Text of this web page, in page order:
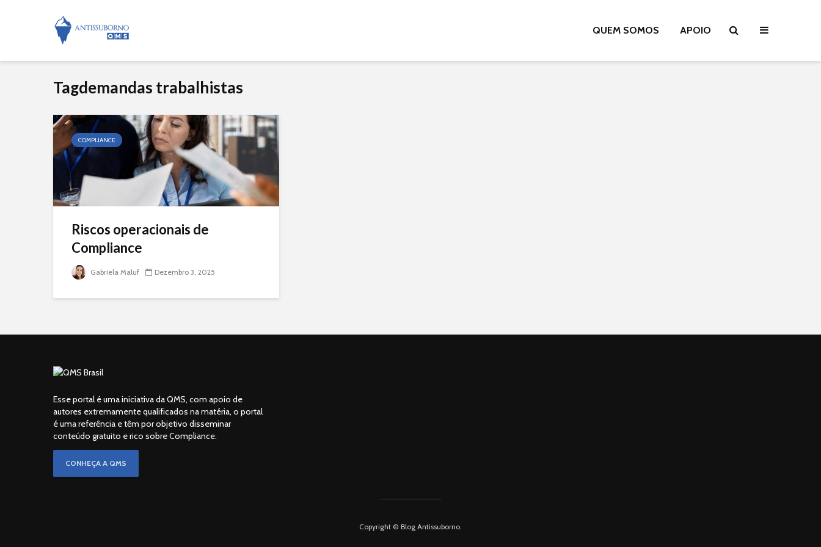
QUEM SOMOS APOIO
Tagdemandas trabalhistas
COMPLIANCE
Riscos operacionais de
Compliance
Gabriela Maluf Dezembro 3, 2025
Esse portal é uma iniciativa da QMS, com apoio de
autores extremamente qualificados na matéria, o portal
é uma referência e têm por objetivo disseminar
conteúdo gratuito e rico sobre Compliance.
CONHEÇA A QMS
Copyright © Blog Antissuborno.